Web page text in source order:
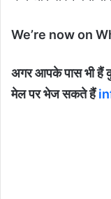
We’re now on
अगर आपके पास भी हैं
मेल पर भेज सकते हैं